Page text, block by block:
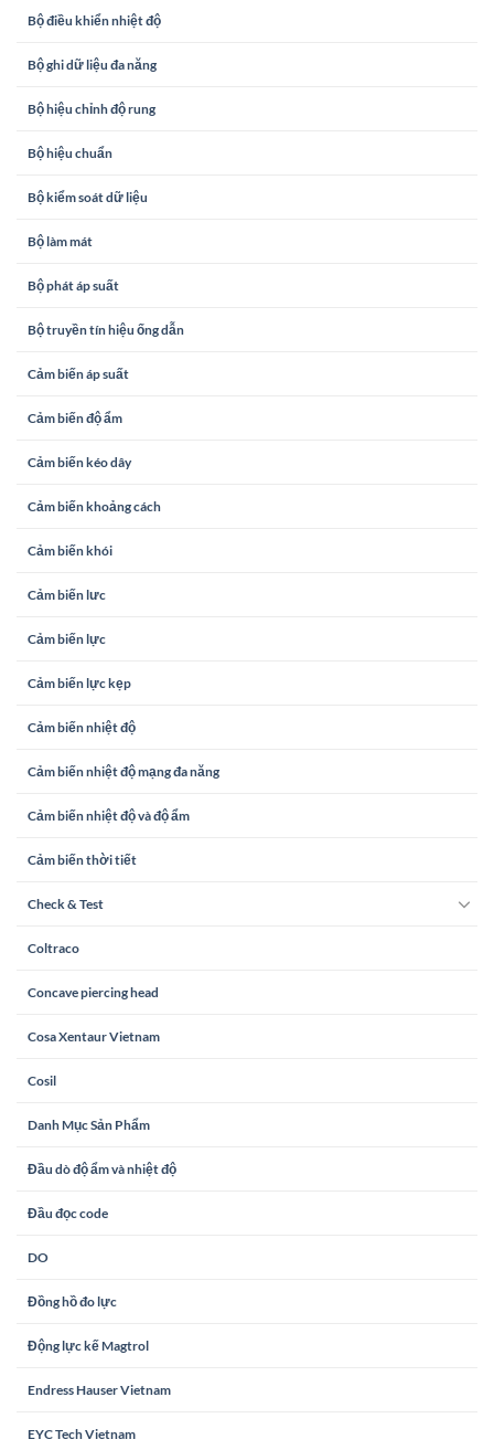
Bộ điều khiển nhiệt độ
Bộ ghi dữ liệu đa năng
Bộ hiệu chỉnh độ rung
Bộ hiệu chuẩn
Bộ kiểm soát dữ liệu
Bộ làm mát
Bộ phát áp suất
Bộ truyền tín hiệu ống dẫn
Cảm biến áp suất
Cảm biến độ ẩm
Cảm biến kéo dây
Cảm biến khoảng cách
Cảm biến khói
Cảm biến lưc
Cảm biến lực
Cảm biến lực kẹp
Cảm biến nhiệt độ
Cảm biến nhiệt độ mạng đa năng
Cảm biến nhiệt độ và độ ẩm
Cảm biến thời tiết
Check & Test
Coltraco
Concave piercing head
Cosa Xentaur Vietnam
Cosil
Danh Mục Sản Phẩm
Đầu dò độ ẩm và nhiệt độ
Đầu đọc code
DO
Đồng hồ đo lực
Động lực kế Magtrol
Endress Hauser Vietnam
EYC Tech Vietnam